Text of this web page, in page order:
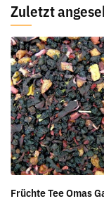
Zuletzt
Früchte Tee Omas